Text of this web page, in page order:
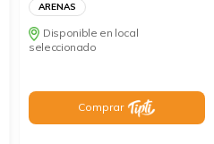
ARENAS
Disponible en local
seleccionado
Comprar